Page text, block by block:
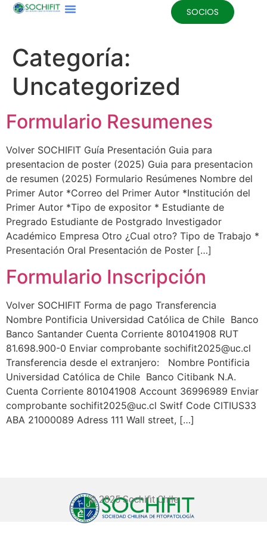
SOCIOS
Categoría:
Uncategorized
Formulario Resumenes
Volver SOCHIFIT Guía Presentación Guia para
presentacion de poster (2025) Guia para presentacion
de resumen (2025) Formulario Resúmenes Nombre del
Primer Autor *Correo del Primer Autor *Institución del
Primer Autor *Tipo de expositor * Estudiante de
Pregrado Estudiante de Postgrado Investigador
Académico Empresa Otro ¿Cual otro? Tipo de Trabajo *
Presentación Oral Presentación de Poster […]
Formulario Inscripción
Volver SOCHIFIT Forma de pago Transferencia
Nombre Pontificia Universidad Católica de Chile Banco
Banco Santander Cuenta Corriente 801041908 RUT
81.698.900-0 Enviar comprobante sochifit2025@uc.cl
Transferencia desde el extranjero: Nombre Pontificia
Universidad Católica de Chile Banco Citibank N.A.
Cuenta Corriente 801041908 Account 36996989 Enviar
comprobante sochifit2025@uc.cl Switf Code CITIUS33
ABA 21000089 Adress 111 Wall street, […]
© 2025 Sochifit Chile